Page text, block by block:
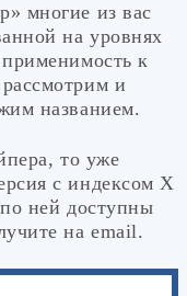
многие из вас
на уровнях
к
и
названием.
то уже
с индексом Х
ней доступны
на email.